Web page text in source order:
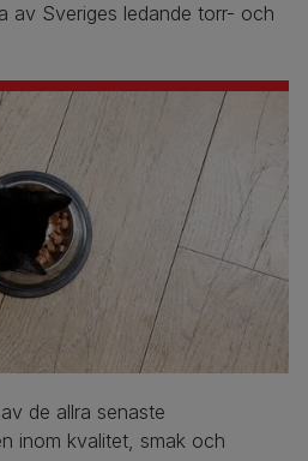
av Sveriges ledande torr- och
de allra senaste
inom kvalitet, smak och